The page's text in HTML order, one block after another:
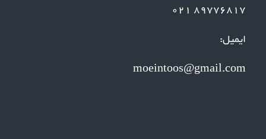
89776817 021
ایمیل:
moeintoos@gmail.com